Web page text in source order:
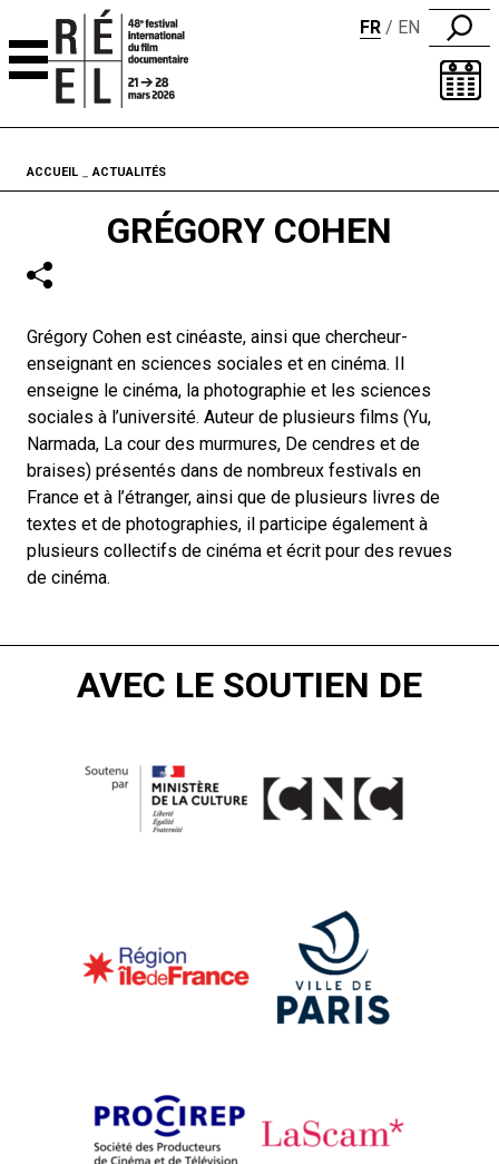
FR EN
Fil d'ariane
ACCUEIL ACTUALITÉS
GRÉGORY COHEN
Grégory Cohen est cinéaste, ainsi que chercheur-
enseignant en sciences sociales et en cinéma. Il
enseigne le cinéma, la photographie et les sciences
sociales à l’université. Auteur de plusieurs films (Yu,
Narmada, La cour des murmures, De cendres et de
braises) présentés dans de nombreux festivals en
France et à l’étranger, ainsi que de plusieurs livres de
textes et de photographies, il participe également à
plusieurs collectifs de cinéma et écrit pour des revues
de cinéma.
AVEC LE SOUTIEN DE